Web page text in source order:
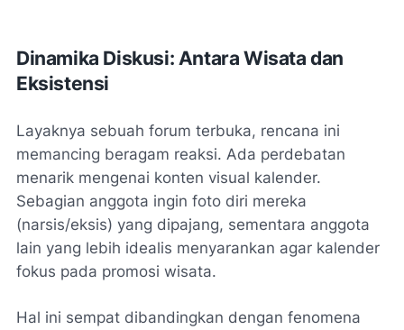
Dinamika Diskusi: Antara Wisata dan
Eksistensi
Layaknya sebuah forum terbuka, rencana ini
memancing beragam reaksi. Ada perdebatan
menarik mengenai konten visual kalender.
Sebagian anggota ingin foto diri mereka
(narsis/eksis) yang dipajang, sementara anggota
lain yang lebih idealis menyarankan agar kalender
fokus pada promosi wisata.
Hal ini sempat dibandingkan dengan fenomena